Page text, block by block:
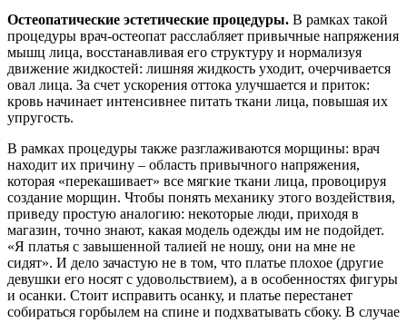
Остеопатические эстетические процедуры. В рамках такой
процедуры врач-остеопат расслабляет привычные напряжения
мышц лица, восстанавливая его структуру и нормализуя
движение жидкостей: лишняя жидкость уходит, очерчивается
овал лица. За счет ускорения оттока улучшается и приток:
кровь начинает интенсивнее питать ткани лица, повышая их
упругость.
В рамках процедуры также разглаживаются морщины: врач
находит их причину – область привычного напряжения,
которая «перекашивает» все мягкие ткани лица, провоцируя
создание морщин. Чтобы понять механику этого воздействия,
приведу простую аналогию: некоторые люди, приходя в
магазин, точно знают, какая модель одежды им не подойдет.
«Я платья с завышенной талией не ношу, они на мне не
сидят». И дело зачастую не в том, что платье плохое (другие
девушки его носят с удовольствием), а в особенностях фигуры
и осанки. Стоит исправить осанку, и платье перестанет
собираться горбылем на спине и подхватывать сбоку. В случае